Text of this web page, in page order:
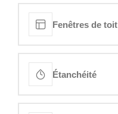
Fenêtres de toit
Étanchéité